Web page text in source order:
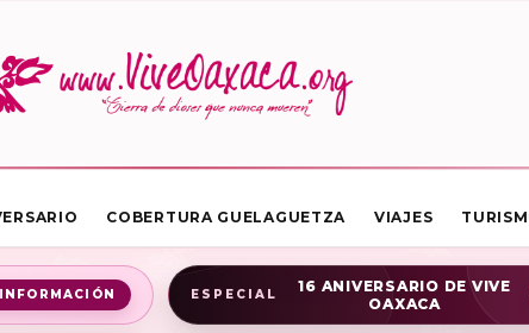
COBERTURA GUELAGUETZA VIAJES
ESPECIAL
16 ANIVERSARIO DE VIVE
OAXACA